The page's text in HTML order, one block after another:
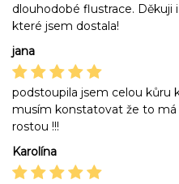
dlouhodobé flustrace. Děkuji
které jsem dostala!
jana
podstoupila jsem celou kůru
musím konstatovat že to má
rostou !!!
Karolína